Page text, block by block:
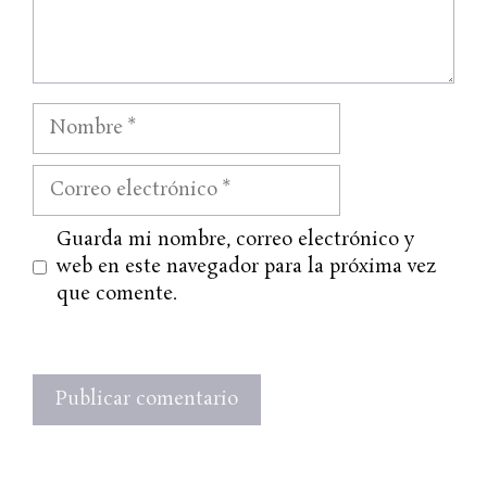
Nombre
Correo
electrónico
WebGuarda mi nombre, correo electrónico y
web en este navegador para la próxima vez
que comente.